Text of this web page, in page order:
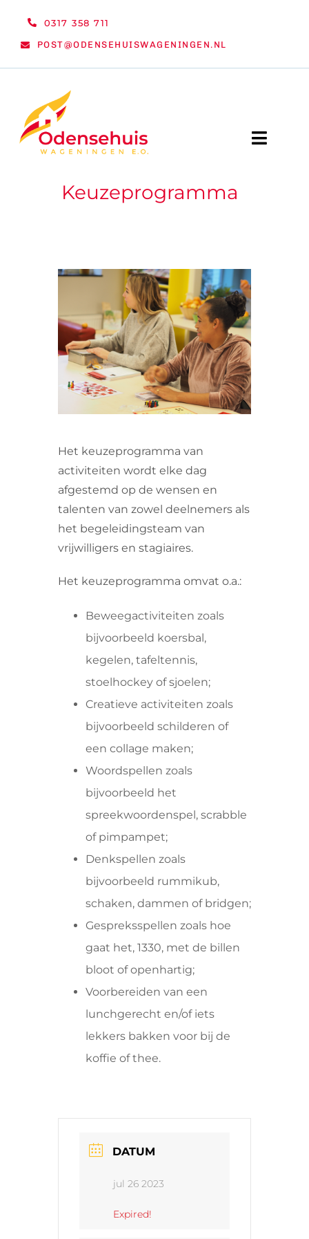
0317 358 711
POST@ODENSEHUISWAGENINGEN.NL
Toggle
WELKOM
VRIJWILLIGERS & STAGIAIRES
Keuzeprogramma
Het keuzeprogramma van
activiteiten wordt elke dag
afgestemd op de wensen en
talenten van zowel deelnemers als
het begeleidingsteam van
vrijwilligers en stagiaires.
Het keuzeprogramma omvat o.a.:
Beweegactiviteiten zoals
bijvoorbeeld koersbal,
kegelen, tafeltennis,
stoelhockey of sjoelen;
Creatieve activiteiten zoals
bijvoorbeeld schilderen of
een collage maken;
Woordspellen zoals
bijvoorbeeld het
spreekwoordenspel, scrabble
of pimpampet;
Denkspellen zoals
bijvoorbeeld rummikub,
schaken, dammen of bridgen;
Gespreksspellen zoals hoe
gaat het, 1330, met de billen
bloot of openhartig;
Voorbereiden van een
lunchgerecht en/of iets
lekkers bakken voor bij de
koffie of thee.
DATUM
jul 26 2023
Expired!